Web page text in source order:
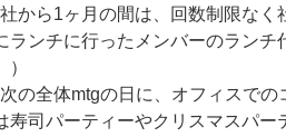
から1ヶ月の間は、回数制限なく
ランチに行ったメンバーのラン
の全体mtgの日に、オフィスで
寿司パーティーやクリスマスパー